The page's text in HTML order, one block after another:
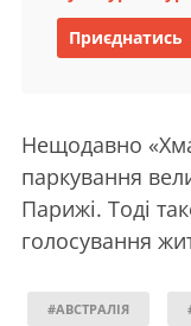
Приєднатись
Нещодавно
паркування
Парижі. Тоді
голосування
#АВСТРАЛІЯ